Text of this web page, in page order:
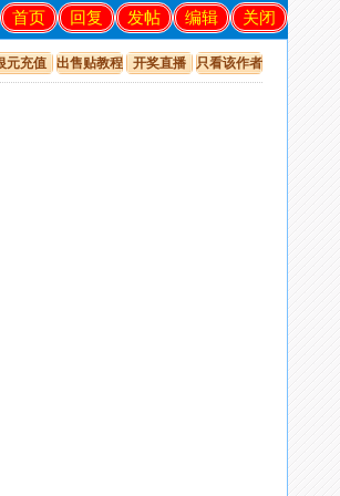
关闭
编辑
发帖
回复
首页
元充值 出售贴教程 开奖直播 只看该作者